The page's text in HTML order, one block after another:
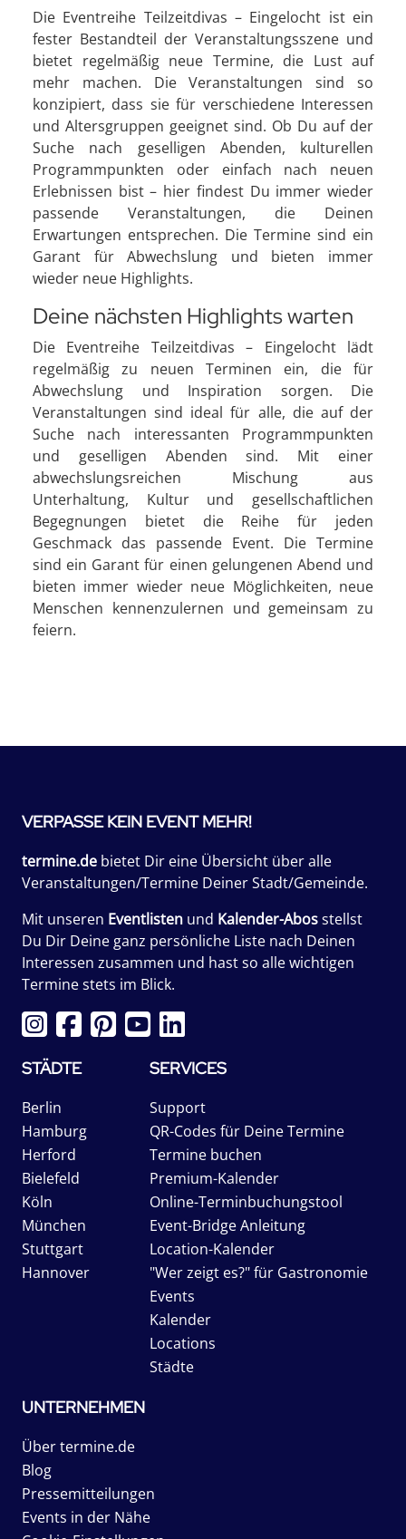
Die Eventreihe Teilzeitdivas – Eingelocht ist ein
fester Bestandteil der Veranstaltungsszene und
bietet regelmäßig neue Termine, die Lust auf
mehr machen. Die Veranstaltungen sind so
konzipiert, dass sie für verschiedene Interessen
und Altersgruppen geeignet sind. Ob Du auf der
Suche nach geselligen Abenden, kulturellen
Programmpunkten oder einfach nach neuen
Erlebnissen bist – hier findest Du immer wieder
passende Veranstaltungen, die Deinen
Erwartungen entsprechen. Die Termine sind ein
Garant für Abwechslung und bieten immer
wieder neue Highlights.
Deine nächsten Highlights warten
Die Eventreihe Teilzeitdivas – Eingelocht lädt
regelmäßig zu neuen Terminen ein, die für
Abwechslung und Inspiration sorgen. Die
Veranstaltungen sind ideal für alle, die auf der
Suche nach interessanten Programmpunkten
und geselligen Abenden sind. Mit einer
abwechslungsreichen Mischung aus
Unterhaltung, Kultur und gesellschaftlichen
Begegnungen bietet die Reihe für jeden
Geschmack das passende Event. Die Termine
sind ein Garant für einen gelungenen Abend und
bieten immer wieder neue Möglichkeiten, neue
Menschen kennenzulernen und gemeinsam zu
feiern.
VERPASSE KEIN EVENT MEHR!
termine.de bietet Dir eine Übersicht über alle
Veranstaltungen/Termine Deiner Stadt/Gemeinde.
Mit unseren Eventlisten und Kalender-Abosstellst
Du Dir Deine ganz persönliche Liste nach Deinen
Interessen zusammen und hast so alle wichtigen
Termine stets im Blick.
STÄDTE
Berlin
Hamburg
Herford
Bielefeld
Köln
München
Stuttgart
Hannover
SERVICES
Support
QR-Codes für Deine Termine
Termine buchen
Premium-Kalender
Online-Terminbuchungstool
Event-Bridge Anleitung
Location-Kalender
"Wer zeigt es?" für Gastronomie
Events
Kalender
Locations
Städte
UNTERNEHMEN
Über termine.de
Blog
Pressemitteilungen
Events in der Nähe